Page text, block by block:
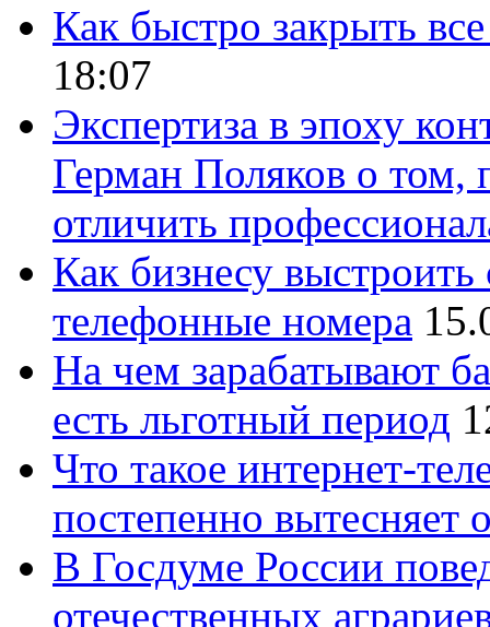
Как быстро закрыть
18:07
Экспертиза в эпоху
Герман Поляков о том,
отличить
Как бизнесу
телефонные номера
На чем зарабатывают
есть льготный период
Что такое интернет-
постепенно вытесняет
В Госдуме России
отечественных